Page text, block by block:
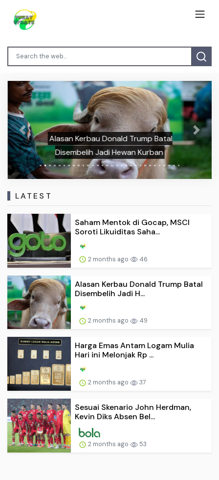
Alasan Kerbau Donald Trump Batal
Disembelih Jadi Hewan Kurban
Previous Next
LATEST
Saham Mentok di Gocap, MSCI
Soroti Likuiditas Saha...
2 months ago 46
Alasan Kerbau Donald Trump Batal
Disembelih Jadi H...
2 months ago 49
Harga Emas Antam Logam Mulia
Hari ini Melonjak Rp ...
2 months ago 37
Sesuai Skenario John Herdman,
Kevin Diks Absen Bel...
2 months ago 53